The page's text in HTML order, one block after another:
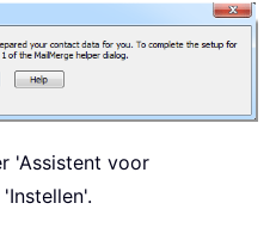
'Assistent voor